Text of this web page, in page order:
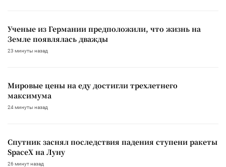
Ученые из Германии предположили, что жизнь на
Земле появлялась дважды
23 минуты назад
Мировые цены на еду достигли трехлетнего
максимума
24 минуты назад
Спутник заснял последствия падения ступени ракеты
SpaceX на Луну
26 минут назад